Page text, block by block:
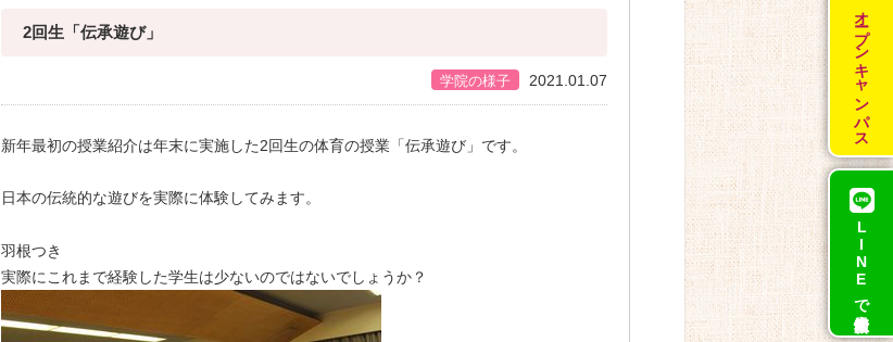
オープン
キャンパス
LINEで
最新情報！
2回生「伝承遊び」
学院の様子 2021.01.07
新年最初の授業紹介は年末に実施した2回生の体育の授業「伝承遊び」です。
日本の伝統的な遊びを実際に体験してみます。
羽根つき
実際にこれまで経験した学生は少ないのではないでしょうか？